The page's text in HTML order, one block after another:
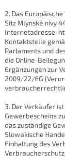
2. Das
Sitz Mlynské nivy
Internetadresse:
Kontaktstelle
Parlaments und
die Online-
Ergänzungen zur
2009/22/EG
3. Der Verkäufer
Gewerbescheins
das zuständige
Slowakische
Einhaltung des